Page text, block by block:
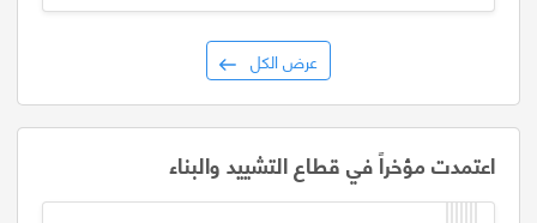
عرض الكل
اعتمدت مؤخراً في قطاع التشييد والبناء